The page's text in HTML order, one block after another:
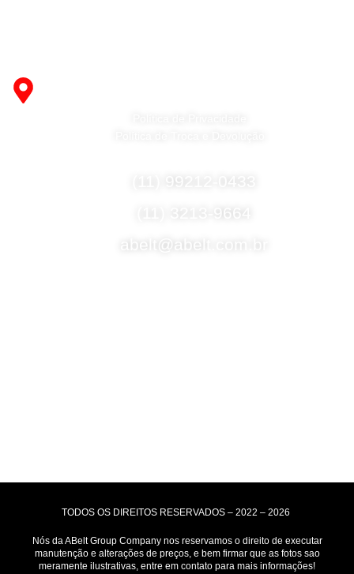
(11) 3213-9664
abelt@abelt.com.br
TODOS OS DIREITOS RESERVADOS – 2022 – 2026
Nós da ABelt Group Company nos reservamos o direito de executar
manutenção e alterações de preços, e bem firmar que as fotos sao
meramente ilustrativas, entre em contato para mais informações!